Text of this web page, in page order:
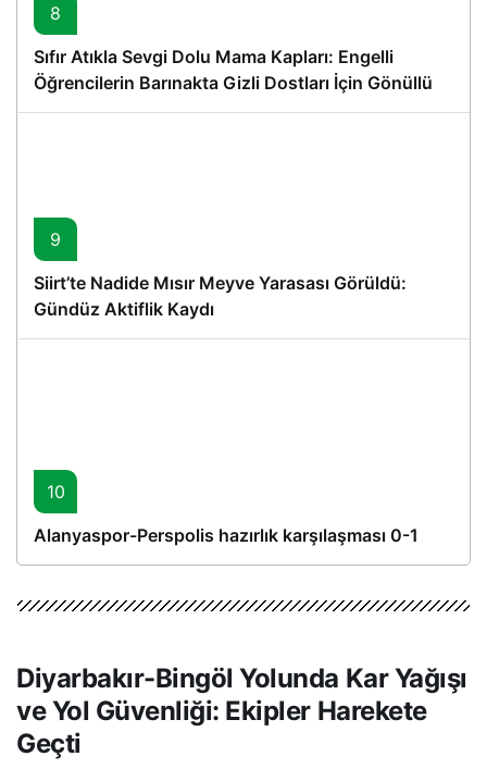
8
Sıfır Atıkla Sevgi Dolu Mama Kapları: Engelli
Öğrencilerin Barınakta Gizli Dostları İçin Gönüllü
Proje
9
Siirt’te Nadide Mısır Meyve Yarasası Görüldü:
Gündüz Aktiflik Kaydı
10
Alanyaspor-Perspolis hazırlık karşılaşması 0-1
Diyarbakır-Bingöl Yolunda Kar Yağışı
ve Yol Güvenliği: Ekipler Harekete
Geçti